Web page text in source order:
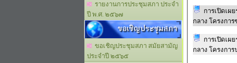
รายงานการประชุมสภา ประจำ
ปี พ.ศ. ๒๕๖๗
ขอเชิญประชุมสภา
ขอเชิญประชุมสภา สมัยสามัญ
ประจำปี ๒๕๖๕
การเปิดเผ
กลาง โครงกา
การเปิดเผ
กลาง โครงการ